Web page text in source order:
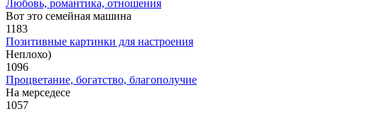
Любовь, романтика, отношения
Вот это семейная машина
1183
Позитивные картинки для настроения
Неплохо)
1096
Процветание, богатство, благополучие
На мерседесе
1057